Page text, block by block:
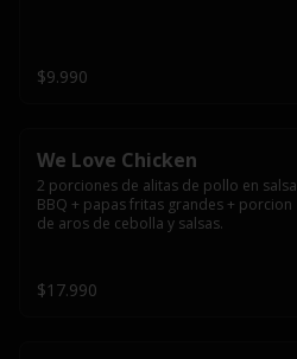
$9.990
We Love Chicken
2 porciones de alitas de pollo en salsa
BBQ + papas fritas grandes + porcion
de aros de cebolla y salsas.
$17.990